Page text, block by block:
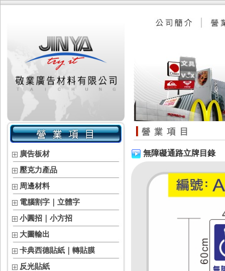
廣告板材
壓克力產品
周邊材料
電腦割字｜立體字
小圓招｜小方招
大圖輸出
卡典西德貼紙｜轉貼膜
反光貼紙
無障礙通路立牌目錄